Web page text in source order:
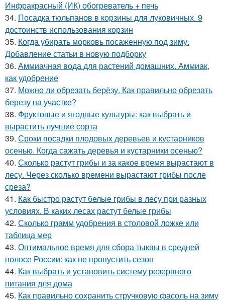
Инфракрасный (ИК) обогреватель + печь
34. Посадка тюльпанов в корзины для луковичных. 9
достоинств использования корзин
35. Когда убирать морковь посаженную под зиму.
Добавление статьи в новую подборку
36. Аммиачная вода для растений домашних. Аммиак,
как удобрение
37. Можно ли обрезать берёзу. Как правильно обрезать
березу на участке?
38. Фруктовые и ягодные культуры: как выбрать и
вырастить лучшие сорта
39. Сроки посадки плодовых деревьев и кустарников
осенью. Когда сажать деревья и кустарники осенью?
40. Сколько растут грибы и за какое время вырастают в
лесу. Через сколько времени вырастают грибы после
среза?
41. Как быстро растут белые грибы в лесу при разных
условиях. В каких лесах растут белые грибы
42. Сколько грамм удобрения в столовой ложке или
таблица мер
43. Оптимальное время для сбора тыквы в средней
полосе России: как не пропустить сезон
44. Как выбрать и установить систему резервного
питания для дома
45. Как правильно сохранить стручковую фасоль на зиму